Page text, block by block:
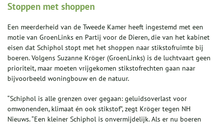
Stoppen met shoppen
Een meerderheid van de Tweede Kamer heeft ingestemd met een
motie van GroenLinks en Partij voor de Dieren, die van het kabinet
eisen dat Schiphol stopt met het shoppen naar stikstofruimte bij
boeren. Volgens Suzanne Kröger (GroenLinks) is de luchtvaart geen
prioriteit, maar moeten vrijgekomen stikstofrechten gaan naar
bijvoorbeeld woningbouw en de natuur.
“Schiphol is alle grenzen over gegaan: geluidsoverlast voor
omwonenden, klimaat én ook stikstof”, zegt Kröger tegen NH
Nieuws. “Een kleiner Schiphol is onvermijdelijk. Als er nu boeren